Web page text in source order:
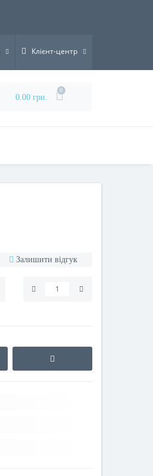
Клієнт-центр
0.00 грн.
0
Залишити відгук